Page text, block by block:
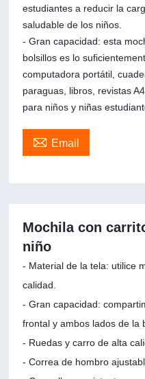
estudiantes a reducir la
saludable de los niños.
- Gran capacidad: esta
bolsillos es lo
computadora portátil,
paraguas, libros, revistas
para niños y niñas
 Email
Mochila con
niño
- Material de la tela: utilice
calidad.
- Gran capacidad:
frontal y ambos lados de la
- Ruedas y carro de alta
- Correa de hombro